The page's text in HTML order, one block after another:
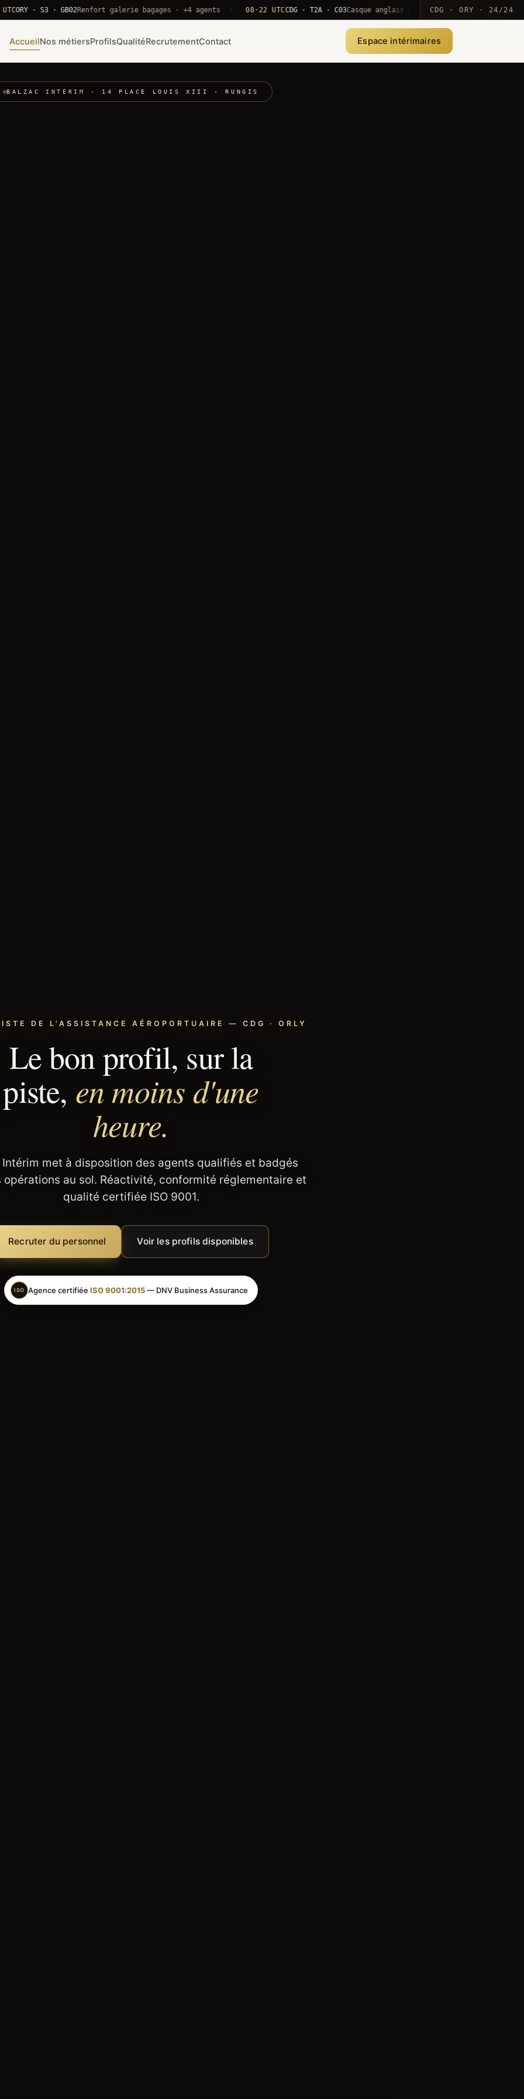
· S3 · GB02Renfort galerie bagages · +4 agents · 08·22 UTCCDG · T2A · C03 Casque anglais positionné · rotation MEA ·
CDG · ORY · 24/24
AccueilNos métiersProfilsQualitéRecrutementContact Espace intérimaires
BALZAC INTÉRIM · 14 PLACE LOUIS XIII · RUNGIS
DE L'ASSISTANCE AÉROPORTUAIRE — CDG · ORLY
Le bon profil, sur la
piste, en moins d'une
heure.
Intérim met à disposition des agents qualifiés et badgés
opérations au sol. Réactivité, conformité réglementaire et
qualité certifiée ISO 9001.
Recruter du personnel Voir les profils disponibles
ISO Agence certifiée ISO 9001:2015— DNV Business Assurance